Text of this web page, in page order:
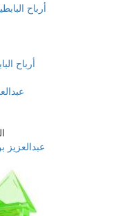
عبدالعزيز